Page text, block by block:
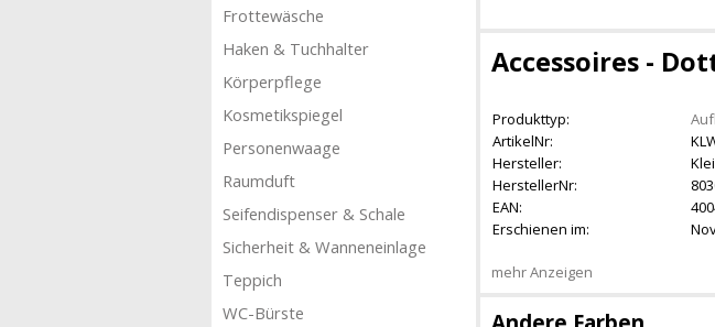
Frottewäsche
Haken & Tuchhalter
Körperpflege
Kosmetikspiegel
Personenwaage
Raumduft
Seifendispenser & Schale
Sicherheit & Wanneneinlage
Teppich
WC-Bürste
Accessoires -
Produkttyp:
ArtikelNr:
Hersteller:
HerstellerNr:
EAN:
Erschienen im:
mehr Anzeigen